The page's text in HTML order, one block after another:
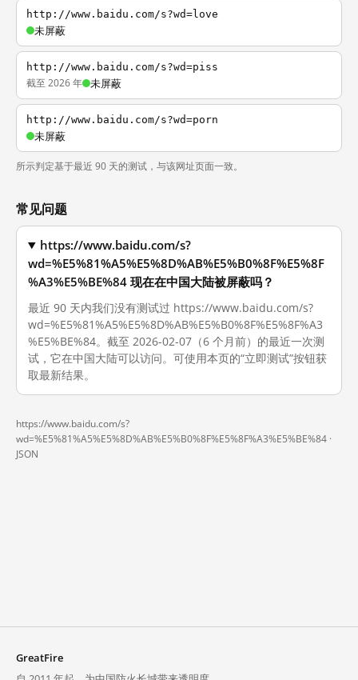
http://www.baidu.com/s?wd=love
未屏蔽
http://www.baidu.com/s?wd=piss
截至 2026 年 未屏蔽
http://www.baidu.com/s?wd=porn
未屏蔽
所示判定基于最近 90 天的测试，与该网址页面一致。
常见问题
https://www.baidu.com/s?
wd=%E5%81%A5%E5%8D%AB%E5%B0%8F%E5%8F
%A3%E5%BE%84 现在在中国大陆被屏蔽吗？
最近 90 天内我们没有测试过 https://www.baidu.com/s?
wd=%E5%81%A5%E5%8D%AB%E5%B0%8F%E5%8F%A3
%E5%BE%84。截至 2026-02-07（6 个月前）的最近一次测
试，它在中国大陆可以访问。可使用本页的“立即测试”按钮获
取最新结果。
https://www.baidu.com/s?
wd=%E5%81%A5%E5%8D%AB%E5%B0%8F%E5%8F%A3%E5%BE%84 ·
JSON
GreatFire